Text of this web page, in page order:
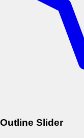
Outline Slider